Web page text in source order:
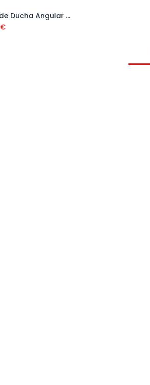
Añadir al carrito
Plato de Ducha Angular de Loza
€